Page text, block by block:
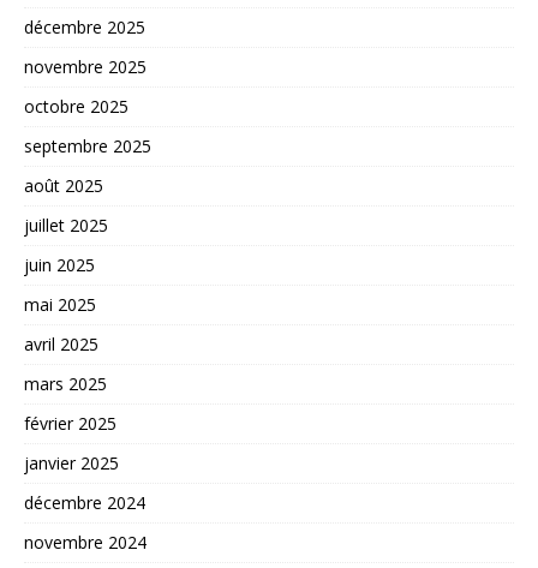
décembre 2025
novembre 2025
octobre 2025
septembre 2025
août 2025
juillet 2025
juin 2025
mai 2025
avril 2025
mars 2025
février 2025
janvier 2025
décembre 2024
novembre 2024